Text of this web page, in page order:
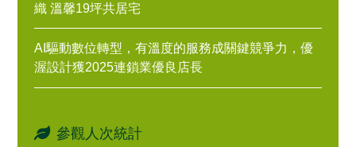
織 溫馨19坪共居宅
AI驅動數位轉型，有溫度的服務成關鍵競爭力，優
渥設計獲2025連鎖業優良店長
參觀人次統計